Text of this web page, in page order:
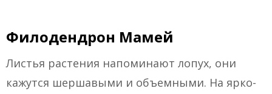
Филодендрон Мамей
Листья растения напоминают лопух, они
кажутся шершавыми и объемными. На ярко-